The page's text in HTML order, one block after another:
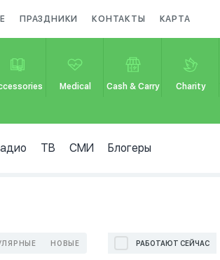
ПРАЗДНИКИ КОНТАКТЫ КАРТА
Medical Cash & Carry Charity
ТВ СМИ Блогеры
НОВЫЕ РАБОТАЮТ СЕЙЧАС